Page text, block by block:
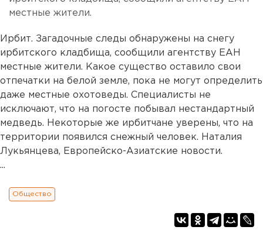
местные жители.
Ирбит. Загадочные следы обнаружены на снегу
ирбитского кладбища, сообщили агентству ЕАН
местные жители. Какое существо оставило свои
отпечатки на белой земле, пока не могут определить
даже местные охотоведы. Специалисты не
исключают, что на погосте побывал нестандартный
медведь. Некоторые же ирбитчане уверены, что на
территории появился снежный человек. Наталия
Лукьянцева, Европейско-Азиатские новости.
...
Общество